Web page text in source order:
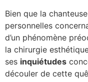
Bien que la
personnelles
d’un phénomène
la chirurgie
ses inquiétudes
découler de cette